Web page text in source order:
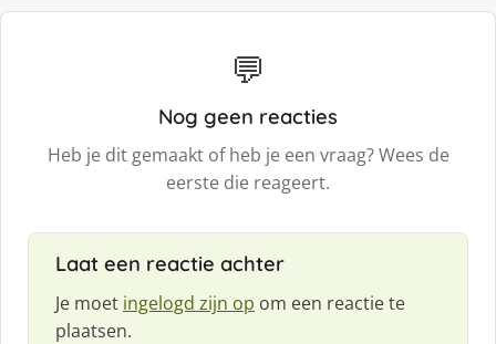
💬
Nog geen reacties
Heb je dit gemaakt of heb je een vraag? Wees de
eerste die reageert.
Laat een reactie achter
Je moet ingelogd zijn op om een reactie te
plaatsen.